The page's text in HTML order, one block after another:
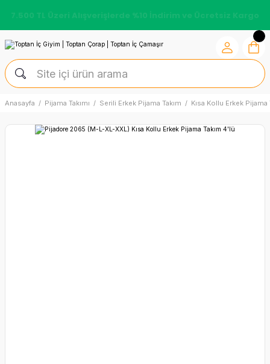
7.500 TL Üzeri Alışverişlerde %10 İndirim ve Ücretsiz Kargo
Anasayfa Pijama Takımı Serili Erkek Pijama Takım Kısa Kollu Erkek Pijama